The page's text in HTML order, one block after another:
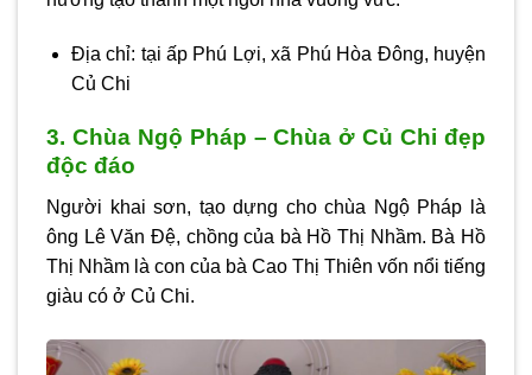
Địa chỉ: tại ấp Phú Lợi, xã Phú Hòa Đông, huyện
Củ Chi
3. Chùa Ngộ Pháp – Chùa ở Củ Chi đẹp
độc đáo
Người khai sơn, tạo dựng cho chùa Ngộ Pháp là
ông Lê Văn Đệ, chồng của bà Hồ Thị Nhầm. Bà Hồ
Thị Nhầm là con của bà Cao Thị Thiên vốn nổi tiếng
giàu có ở Củ Chi.